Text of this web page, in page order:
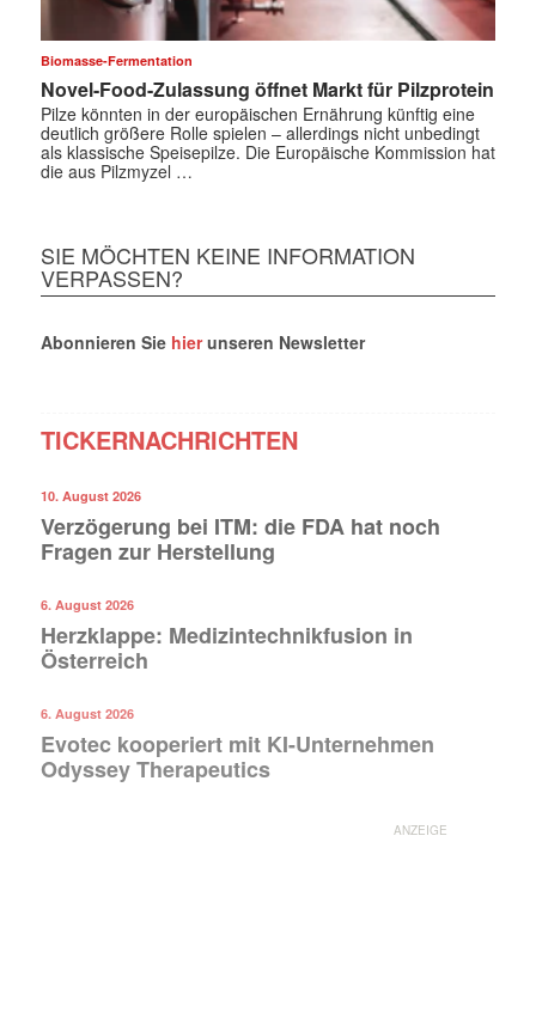
Mit dem |transkript-Newsletter
jede Woche aktuell informiert.
E-
Mail
(erforderlich)
Biomasse-Fermentation
Novel-Food-Zulassung öffnet Markt für Pilzprotein
Pilze könnten in der europäischen Ernährung künftig eine
deutlich größere Rolle spielen – allerdings nicht unbedingt
als klassische Speisepilze. Die Europäische Kommission hat
die aus Pilzmyzel …
SIE MÖCHTEN KEINE INFORMATION
VERPASSEN?
Abonnieren Sie hierunseren Newsletter
TICKERNACHRICHTEN
10. August 2026
Verzögerung bei ITM: die FDA hat noch
Fragen zur Herstellung
6. August 2026
Herzklappe: Medizintechnikfusion in
Österreich
6. August 2026
Evotec kooperiert mit KI-Unternehmen
Odyssey Therapeutics
ANZEIGE